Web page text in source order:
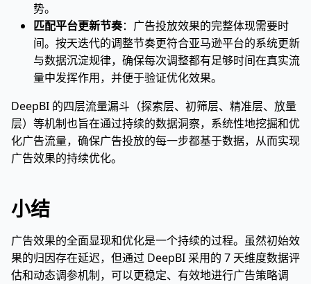
势。
匹配平台更新节奏：广告投放效果的完整体现需要时
间。按天迭代的调整节奏更符合亚马逊平台的系统更新
与数据沉淀规律，确保每次调整都有足够时间在真实流
量中发挥作用，并便于验证优化效果。
DeepBI 的四层流量漏斗（探索层、初筛层、精准层、放量
层）等机制也旨在通过持续的数据洞察，系统性地挖掘和优
化广告流量，确保广告投放的每一步都基于数据，从而实现
广告效果的持续优化。
小结
广告效果的全面显现和优化是一个持续的过程。虽然初始效
果的归因存在延迟，但通过 DeepBI 采用的 7 天维度数据评
估和动态调参机制，可以更稳定、有效地进行广告策略调